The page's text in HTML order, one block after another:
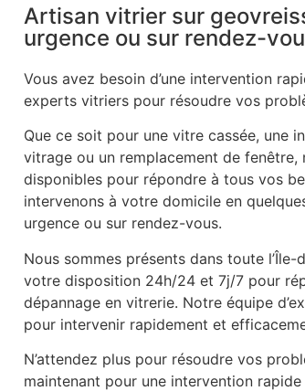
Artisan vitrier sur
urgence ou sur rendez-
Vous avez besoin d’une intervention
experts vitriers pour résoudre vos
Que ce soit pour une vitre cassée, une
vitrage ou un remplacement de
disponibles pour répondre à tous vos
intervenons à votre domicile en
urgence ou sur rendez-vous.
Nous sommes présents dans toute
votre disposition 24h/24 et 7j/7 pour
dépannage en vitrerie. Notre équipe
pour intervenir rapidement et
N’attendez plus pour résoudre vos
maintenant pour une intervention